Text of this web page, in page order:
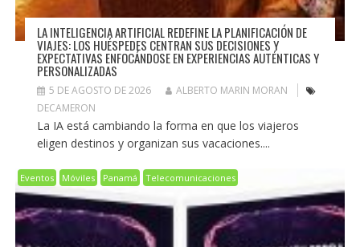
LA INTELIGENCIA ARTIFICIAL REDEFINE LA PLANIFICACIÓN DE
VIAJES: LOS HUÉSPEDES CENTRAN SUS DECISIONES Y
EXPECTATIVAS ENFOCÁNDOSE EN EXPERIENCIAS AUTÉNTICAS Y
PERSONALIZADAS
5 DE AGOSTO DE 2026
ALBERTO MARIN MORAN
DECAMERON
La IA está cambiando la forma en que los viajeros
eligen destinos y organizan sus vacaciones....
Eventos Móviles Panamá Telecomunicaciones